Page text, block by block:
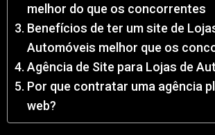
melhor do que os concorrentes
Benefícios de ter um site de
Automóveis melhor que os
Agência de Site para Lojas de
Por que contratar uma agência
web?